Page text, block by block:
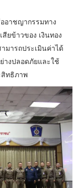
อาชญากรรมทาง
ยข้าวของ เงินทอง
มารถประเมินค่าได้
างปลอดภัยและใช้
ทธิภาพ